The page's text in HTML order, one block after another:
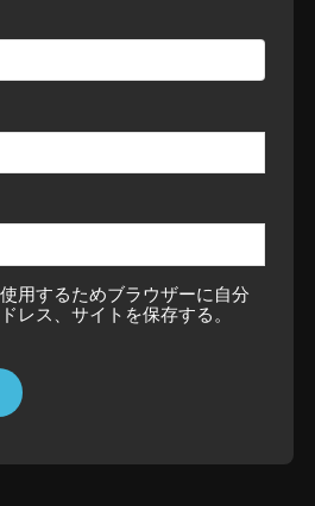
用するためブラウザーに自分
レス、サイトを保存する。